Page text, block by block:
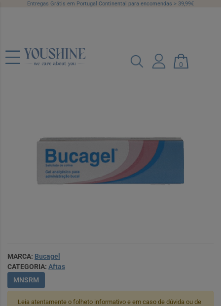
Entregas Grátis em Portugal Continental para encomendas > 39,99€
0
Bucagel , 87 mg/g Bisnaga 10 g Gel
MARCA: Bucagel
CATEGORIA: Aftas
MNSRM
Leia atentamente o folheto informativo e em caso de dúvida ou de